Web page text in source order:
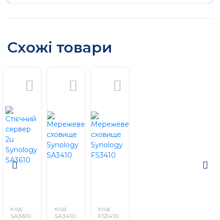
Вбудовані програми моніторингу відображають
стан і відправляють повідомлення при виникненні
проблеми і реагували на них в найкоротші терміни.
Snapshot Replication використовується з
підтримкою файлової системи Btrfs, забезпечуючи
майже миттєву плановану захист даних. Завдяки
підтримці до 4096 моментальних знімків всієї
системи для віддалених серверів і локальних томів
Схожі товари
код:
SA3610
код:
SA3410
код:
FS3410